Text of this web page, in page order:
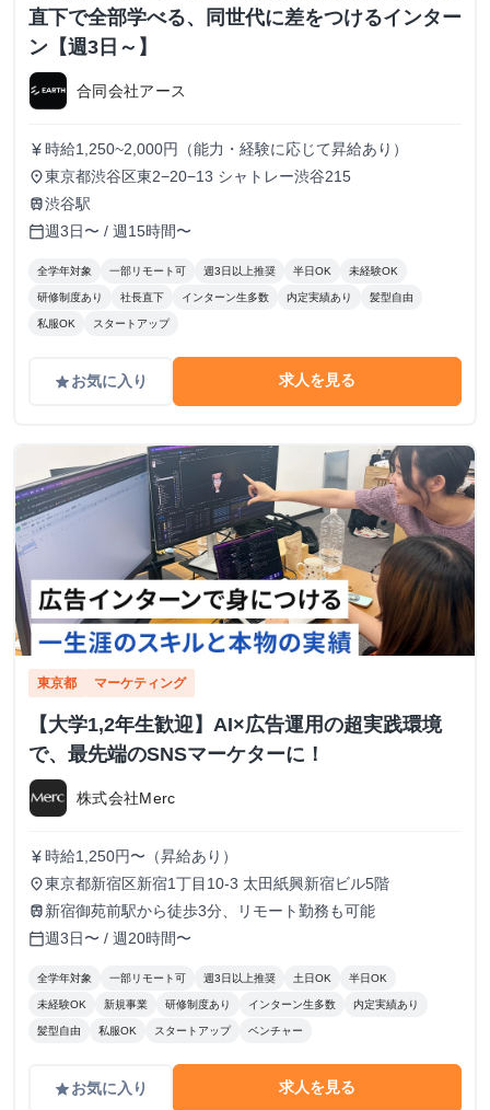
直下で全部学べる、同世代に差をつけるインター
ン【週3日～】
合同会社アース
currency_yen 時給1,250~2,000円（能力・経験に応じて昇給あり）
place東京都渋谷区東2−20−13 シャトレー渋谷215
train渋谷駅
calendar_today週3日〜 / 週15時間〜
全学年対象 一部リモート可 週3日以上推奨 半日OK 未経験OK
研修制度あり 社長直下 インターン生多数 内定実績あり 髪型自由
私服OK スタートアップ
gradeお気に入り 求人を見る
東京都 マーケティング
【大学1,2年生歓迎】AI×広告運用の超実践環境
で、最先端のSNSマーケターに！
株式会社Merc
currency_yen 時給1,250円〜（昇給あり）
place東京都新宿区新宿1丁目10-3 太田紙興新宿ビル5階
train 新宿御苑前駅から徒歩3分、リモート勤務も可能
calendar_today週3日〜 / 週20時間〜
全学年対象 一部リモート可 週3日以上推奨 土日OK 半日OK
未経験OK 新規事業 研修制度あり インターン生多数 内定実績あり
髪型自由 私服OK スタートアップ ベンチャー
gradeお気に入り 求人を見る